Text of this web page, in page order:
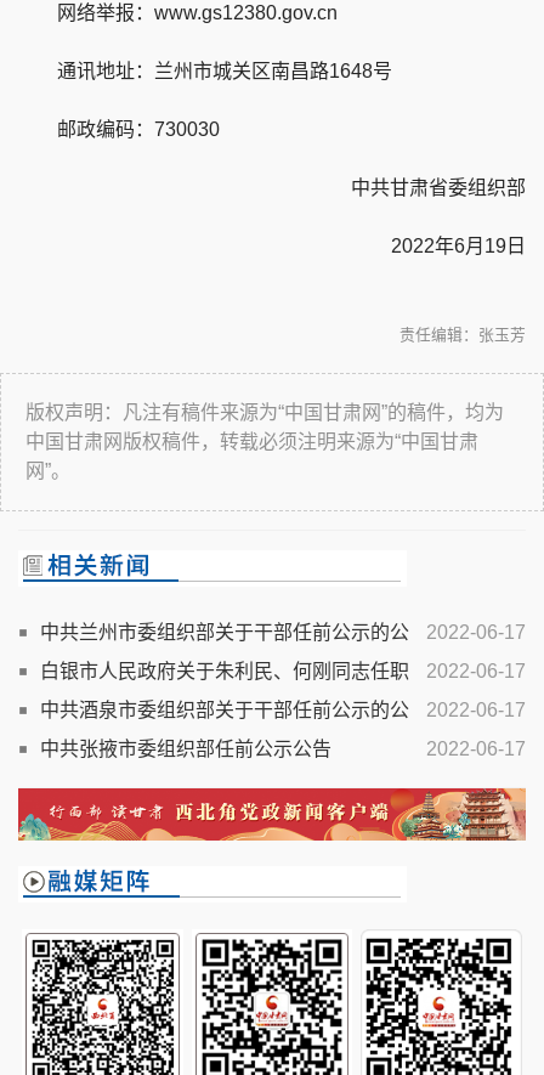
网络举报：www.gs12380.gov.cn
通讯地址：兰州市城关区南昌路1648号
邮政编码：730030
中共甘肃省委组织部
2022年6月19日
责任编辑：张玉芳
版权声明：凡注有稿件来源为“中国甘肃网”的稿件，均为
中国甘肃网版权稿件，转载必须注明来源为“中国甘肃
网”。
2022-06-17
中共兰州市委组织部关于干部任前公示的公
告
2022-06-17
白银市人民政府关于朱利民、何刚同志任职
的通知
2022-06-17
中共酒泉市委组织部关于干部任前公示的公
告
2022-06-17
中共张掖市委组织部任前公示公告